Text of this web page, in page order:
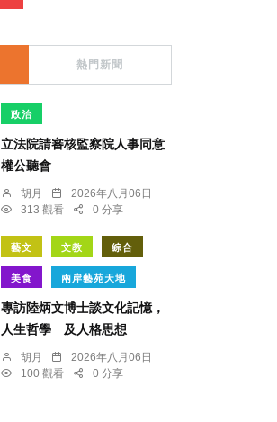
熱門新聞
政治
立法院請審核監察院人事同意
權公聽會
胡月
2026年八月06日
313 觀看
0 分享
藝文 文教 綜合
美食 兩岸藝苑天地
專訪陸炳文博士談文化記憶，
人生哲學 及人格思想
胡月
2026年八月06日
100 觀看
0 分享